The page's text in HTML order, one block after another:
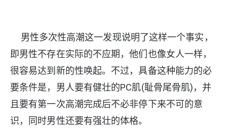
男性多次性高潮这一发现说明了这样一个事实，
即男性不存在实际的不应期，他们也像女人一样，
很容易达到新的性唤起。不过，具备这种能力的必
要条件是，男人要有健壮的PC肌(耻骨尾骨肌)，并
且要有第一次高潮完成后不必非停下来不可的意
识，同时男性还要有强壮的体格。